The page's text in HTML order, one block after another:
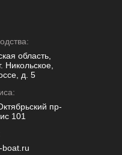
область,
Никольское,
д. 5
пр-
101
boat.ru